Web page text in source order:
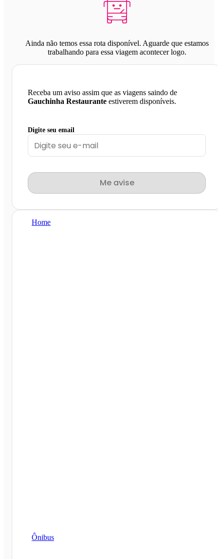
Ainda não temos essa rota disponível. Aguarde que estamos
trabalhando para essa viagem acontecer logo.
Receba um aviso assim que as viagens saindo de
Gauchinha Restaurante estiverem disponíveis.
Digite seu email
Me avise
Home
Ônibus